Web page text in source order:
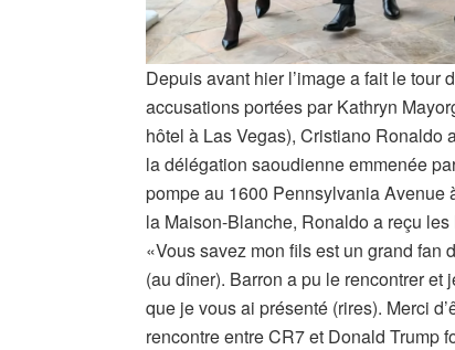
Depuis avant hier l’image a fait le
accusations portées par Kathryn
hôtel à Las Vegas), Cristiano Ronaldo
la délégation saoudienne emmenée
pompe au 1600 Pennsylvania Avenue
la Maison-Blanche, Ronaldo a reçu
«Vous savez mon fils est un grand
(au dîner). Barron a pu le rencontrer et
que je vous ai présenté (rires). Merci
rencontre entre CR7 et Donald Trump